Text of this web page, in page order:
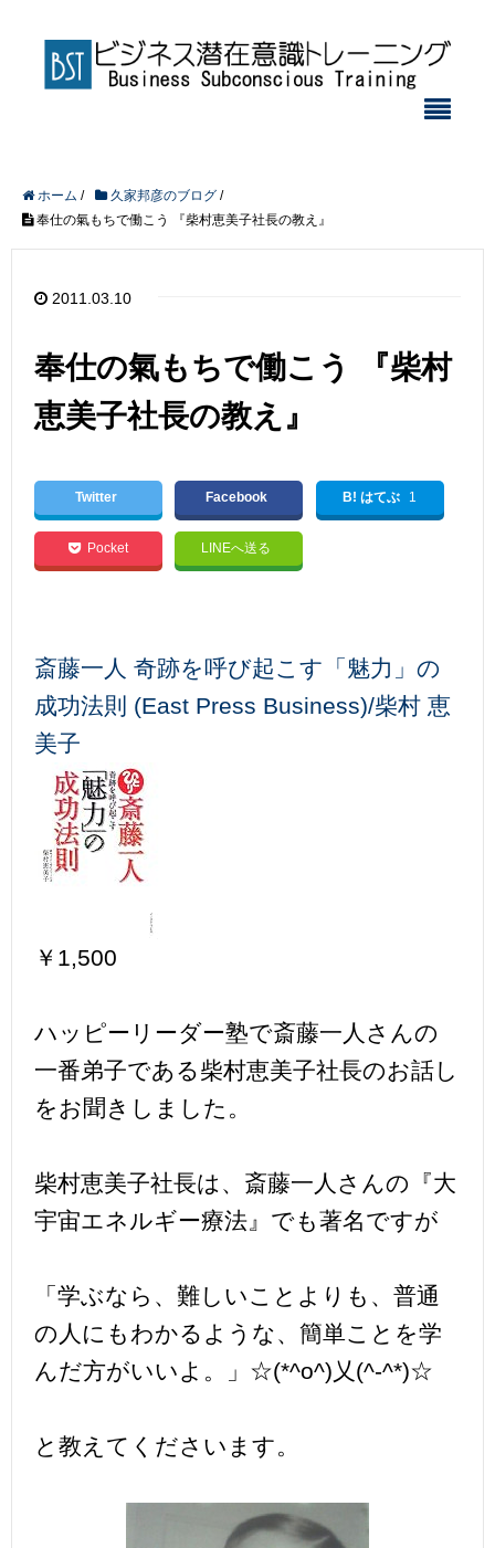
ホーム / 久家邦彦のブログ /
奉仕の氣もちで働こう 『柴村恵美子社長の教え』
2011.03.10
奉仕の氣もちで働こう 『柴村
恵美子社長の教え』
Twitter Facebook B! はてぶ 1
Pocket LINEへ送る
斎藤一人 奇跡を呼び起こす「魅力」の
成功法則 (East Press Business)/柴村 恵
美子
￥1,500
ハッピーリーダー塾で斎藤一人さんの
一番弟子である柴村恵美子社長のお話し
をお聞きしました。
柴村恵美子社長は、斎藤一人さんの『大
宇宙エネルギー療法』でも著名ですが
「学ぶなら、難しいことよりも、普通
の人にもわかるような、簡単ことを学
んだ方がいいよ。」☆(*^o^)乂(^-^*)☆
と教えてくださいます。